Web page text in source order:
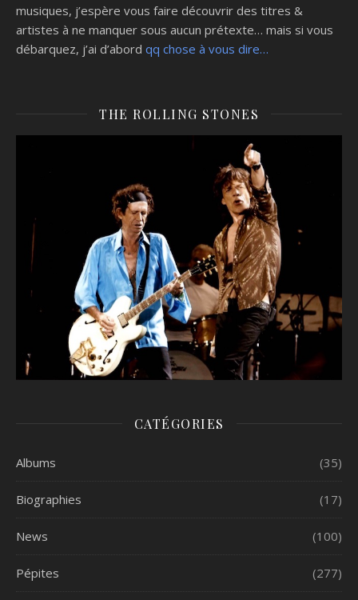
musiques, j’espère vous faire découvrir des titres &
artistes à ne manquer sous aucun prétexte… mais si vous
débarquez, j’ai d’abord qq chose à vous dire…
THE ROLLING STONES
CATÉGORIES
Albums (35)
Biographies (17)
News (100)
Pépites (277)